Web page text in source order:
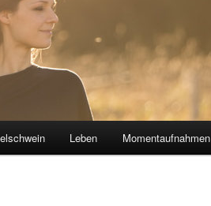
Leben Momentaufnahmen